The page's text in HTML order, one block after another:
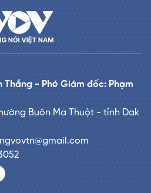
Thắng - Phó Giám đốc: Phạm
Buôn Ma Thuột - tỉnh Dak